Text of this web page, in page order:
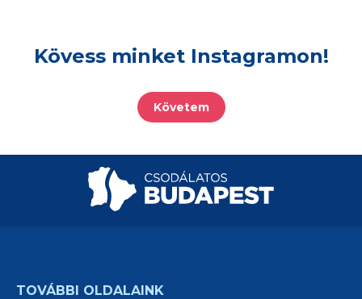
Kövess minket Instagramon!
Követem
TOVÁBBI OLDALAINK